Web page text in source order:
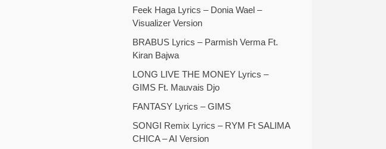
Feek Haga Lyrics – Donia Wael –
Visualizer Version
BRABUS Lyrics – Parmish Verma Ft.
Kiran Bajwa
LONG LIVE THE MONEY Lyrics –
GIMS Ft. Mauvais Djo
FANTASY Lyrics – GIMS
SONGI Remix Lyrics – RYM Ft SALIMA
CHICA – AI Version